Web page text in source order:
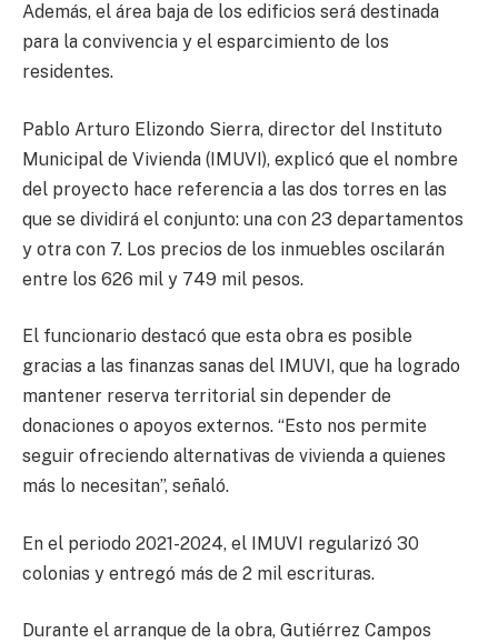
Además, el área baja de los edificios será destinada
para la convivencia y el esparcimiento de los
residentes.
Pablo Arturo Elizondo Sierra, director del Instituto
Municipal de Vivienda (IMUVI), explicó que el nombre
del proyecto hace referencia a las dos torres en las
que se dividirá el conjunto: una con 23 departamentos
y otra con 7. Los precios de los inmuebles oscilarán
entre los 626 mil y 749 mil pesos.
El funcionario destacó que esta obra es posible
gracias a las finanzas sanas del IMUVI, que ha logrado
mantener reserva territorial sin depender de
donaciones o apoyos externos. “Esto nos permite
seguir ofreciendo alternativas de vivienda a quienes
más lo necesitan”, señaló.
En el periodo 2021-2024, el IMUVI regularizó 30
colonias y entregó más de 2 mil escrituras.
Durante el arranque de la obra, Gutiérrez Campos